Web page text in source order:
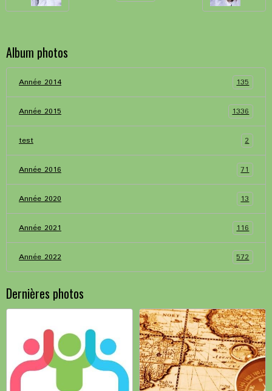
Album photos
Année 2014 135
Année 2015 1336
test 2
Année 2016 71
Année 2020 13
Année 2021 116
Année 2022 572
Dernières photos